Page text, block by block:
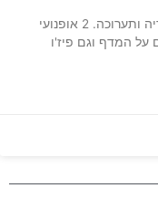
שלל ארועים מחגיגות יין ועד פתיחת גלריה ותערוכה. 2 אופנועי